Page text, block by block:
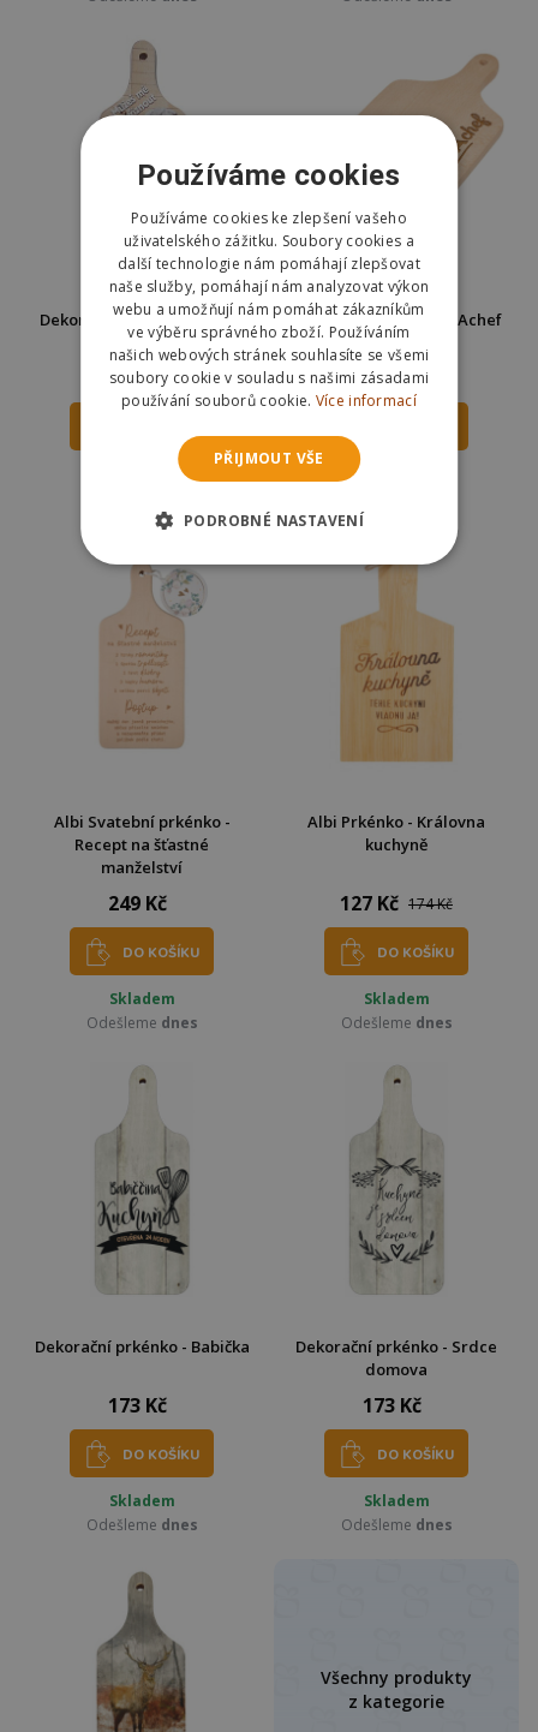
Dekorační prkénko - Můžeš
mě přeříznout
173 Kč
Dárkové prkénko TÁTAchef
30cm
269 Kč
Albi Svatební prkénko -
Recept na šťastné
manželství
249 Kč
DO KOŠÍKU
Skladem
Odešleme dnes
Albi Prkénko - Královna
kuchyně
127 Kč 174 Kč
DO KOŠÍKU
Skladem
Odešleme dnes
Dekorační prkénko - Babička
173 Kč
DO KOŠÍKU
Skladem
Odešleme dnes
Dekorační prkénko - Srdce
domova
173 Kč
DO KOŠÍKU
Skladem
Odešleme dnes
Všechny produkty
z kategorie
Používáme cookies
Používáme cookies ke zlepšení vašeho
uživatelského zážitku. Soubory cookies a
další technologie nám pomáhají zlepšovat
naše služby, pomáhají nám analyzovat výkon
webu a umožňují nám pomáhat zákazníkům
ve výběru správného zboží. Používáním
našich webových stránek souhlasíte se všemi
soubory cookie v souladu s našimi zásadami
používání souborů cookie. Více informací
PŘIJMOUT VŠE
PODROBNÉ NASTAVENÍ